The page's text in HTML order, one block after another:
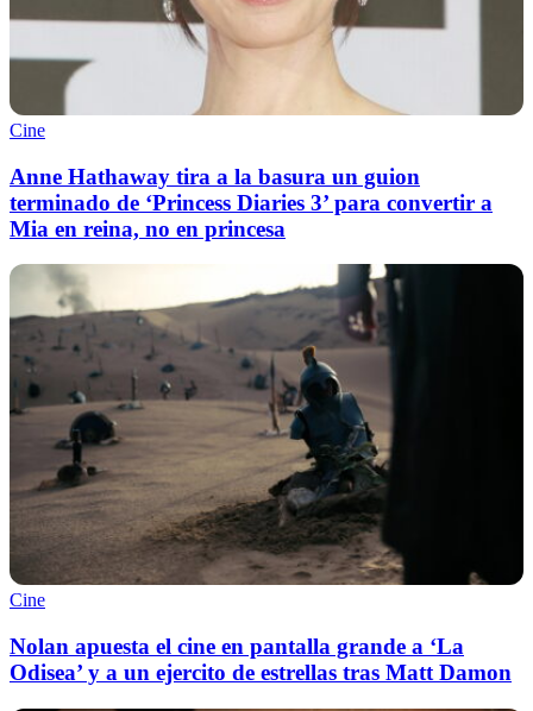
Cine
Anne Hathaway tira a la basura un guion
terminado de ‘Princess Diaries 3’ para convertir a
Mia en reina, no en princesa
Cine
Nolan apuesta el cine en pantalla grande a ‘La
Odisea’ y a un ejercito de estrellas tras Matt Damon